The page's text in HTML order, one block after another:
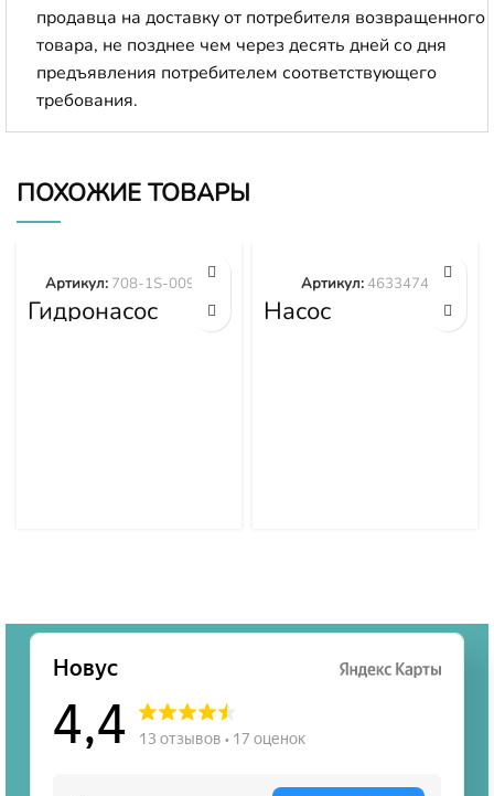
продавца на доставку от потребителя возвращенного
товара, не позднее чем через десять дней со дня
предъявления потребителем соответствующего
требования.
ПОХОЖИЕ ТОВАРЫ
Гидронасос
вентилятора
Артикул: 708-1S-00970
Насос
вентилятора
Артикул:4633474